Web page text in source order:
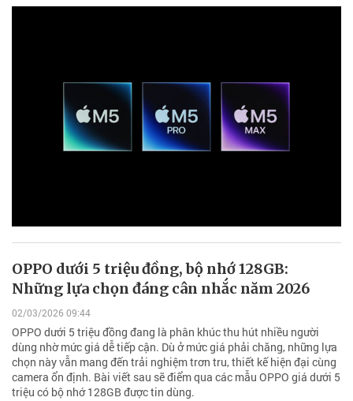
OPPO dưới 5 triệu đồng, bộ nhớ 128GB:
Những lựa chọn đáng cân nhắc năm 2026
02/03/2026 09:44
OPPO dưới 5 triệu đồng đang là phân khúc thu hút nhiều người
dùng nhờ mức giá dễ tiếp cận. Dù ở mức giá phải chăng, những lựa
chọn này vẫn mang đến trải nghiệm trơn tru, thiết kế hiện đại cùng
camera ổn định. Bài viết sau sẽ điểm qua các mẫu OPPO giá dưới 5
triệu có bộ nhớ 128GB được tin dùng.